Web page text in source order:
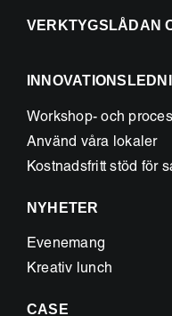
VERKTYGSLÅDAN
Workshop- och
Använd våra lokaler
Kostnadsfritt stöd för
NYHETER
Evenemang
Kreativ lunch
CASE